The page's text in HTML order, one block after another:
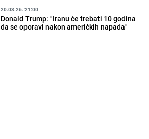
20.03.26. 21:00
Donald Trump: "Iranu će trebati 10 godina
da se oporavi nakon američkih napada"